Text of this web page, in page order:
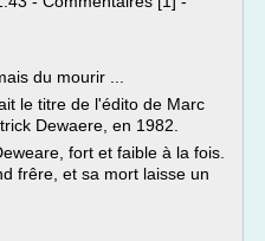
du mourir ...
le titre de l'édito de Marc
Dewaere, en 1982.
fort et faible à la fois.
frêre, et sa mort laisse un